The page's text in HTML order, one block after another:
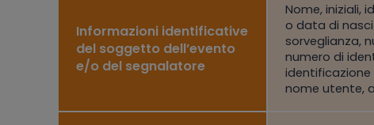
Informazioni identificative
del soggetto dell’evento
e/o del segnalatore
Nome, iniziali,
o data di
sorveglianza,
numero di
identificazione
nome utente,